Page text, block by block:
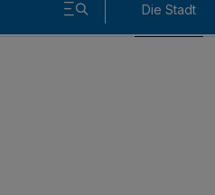
Die Stadt